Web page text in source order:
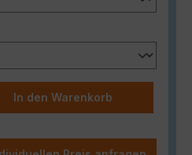
Gib den
In den Warenkorb